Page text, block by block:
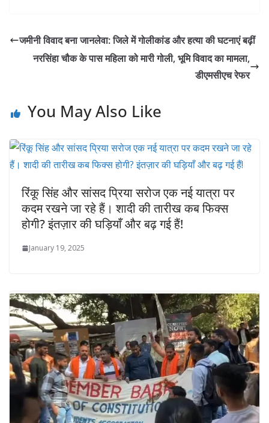
जमीनी विवाद बना जानलेवा: जिले में गोलीकांड और हत्या की घटनाएं बढ़ीं
नरसिंहा चौक के पास महिला को मारी गोली, भूमि विवाद का मामला,
डीएमसीएच रेफर
You May Also Like
रिंकू सिंह और सांसद प्रिया सरोज एक नई यात्रा पर
कदम रखने जा रहे हैं। शादी की तारीख कब फिक्स
होगी? इंतज़ार की घड़ियाँ और बढ़ गई हैं!
January 19, 2025